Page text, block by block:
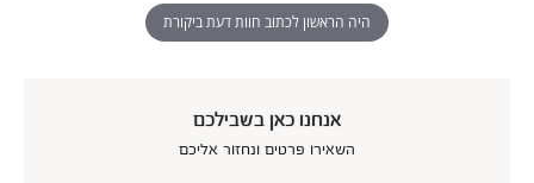
היה הראשון לכתוב חוות דעת ביקורת
אנחנו כאן בשבילכם
השאירו פרטים ונחזור אליכם